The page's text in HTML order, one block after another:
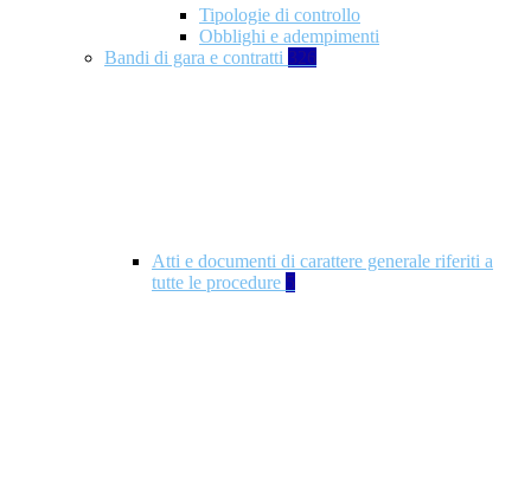
Tipologie di controllo
Obblighi e adempimenti
Bandi di gara e contratti 326
Atti e documenti di carattere generale riferiti a
tutte le procedure 5